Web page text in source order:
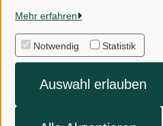
Mehr erfahren
Notwendig Statistik
Auswahl erlauben
Alle Rechte vorbehalten